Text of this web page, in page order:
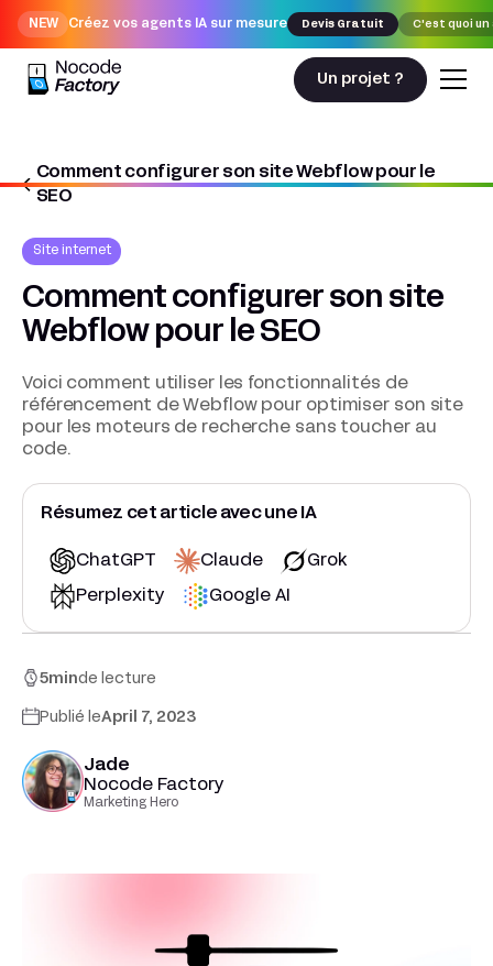
NEW Créez vos agents IA sur mesure Devis Gratuit C'est quoi un
Un projet ?
Comment configurer son site Webflow pour le
SEO
Nocodefactory
Site internet
Comment configurer son site
Webflow pour le SEO
Voici comment utiliser les fonctionnalités de
référencement de Webflow pour optimiser son site
pour les moteurs de recherche sans toucher au
code.
Résumez cet article avec une IA
ChatGPT Claude Grok
Perplexity Google AI
5minde lecture
Publié leApril 7, 2023
Jade
Nocode Factory
Marketing Hero